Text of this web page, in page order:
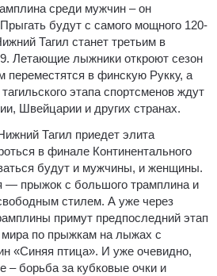
среди мужчин – он
будут с самого мощного 120-
Тагил станет третьим в
Летающие лыжники откроют сезон
переместятся в финскую Рукку, а
этапа спортсменов ждут
Швейцарии и других странах.
Тагил приедет элита
в финале Континентального
будут и мужчины, и женщины.
— прыжок с большого трамплина и
стилем. А уже через
примут предпоследний этап
мира по прыжкам на лыжах с
«Синяя птица». И уже очевидно,
– борьба за кубковые очки и